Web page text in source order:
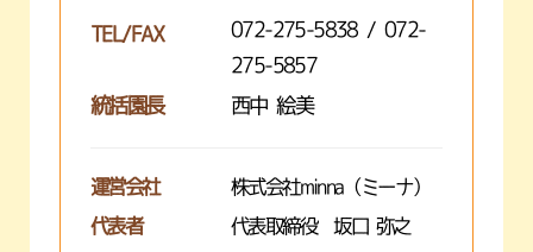
TEL/FAX
072-275-5838 / 072-
275-5857
統括園長
西中 絵美
運営会社 株式会社minna（ミーナ）
代表者 代表取締役 坂口 弥之